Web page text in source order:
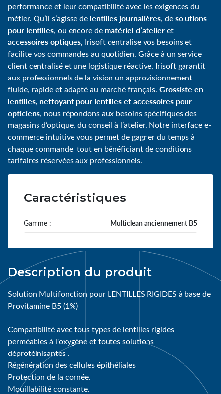
performance et leur compatibilité avec les exigences du
métier. Qu’il s’agisse de lentilles journalières, desolutions
pour lentilles, ou encore de matériel d’atelieret
accessoires optiques, Irisoft centralise vos besoins et
facilite vos commandes au quotidien. Grâce à un service
client centralisé et une logistique réactive, Irisoft garantit
aux professionnels de la vision un approvisionnement
fluide, rapide et adapté au marché français. Grossiste en
lentilles, nettoyant pour lentilles et accessoires pour
opticiens, nous répondons aux besoins spécifiques des
magasins d’optique, du conseil à l’atelier. Notre interface e-
commerce intuitive vous permet de gagner du temps à
chaque commande, tout en bénéficiant de conditions
tarifaires réservées aux professionnels.
Caractéristiques
Gamme : Multiclean anciennement B5
Description du produit
Solution Multifonction pour LENTILLES RIGIDES à base de
Provitamine B5 (1%)
Compatibilité avec tous types de lentilles rigides
perméables à l'oxygène et toutes solutions
déprotéinisantes .
Régénération des cellules épithéliales
Protection de la cornée.
Mouillabilité constante.